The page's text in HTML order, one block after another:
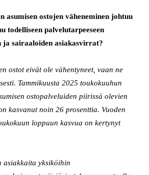
asumisen ostojen väheneminen johtuu
todelliseen palvelutarpeeseen
ja sairaaloiden asiakasvirrat?
ostot eivät ole vähentyneet, vaan ne
Tammikuusta 2025 toukokuuhun
ostopalveluiden piirissä olevien
kasvanut noin 26 prosenttia. Vuoden
loppuun kasvua on kertynyt
asiakkaita yksiköihin